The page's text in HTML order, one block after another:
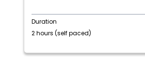
Duration
2 hours (self paced)